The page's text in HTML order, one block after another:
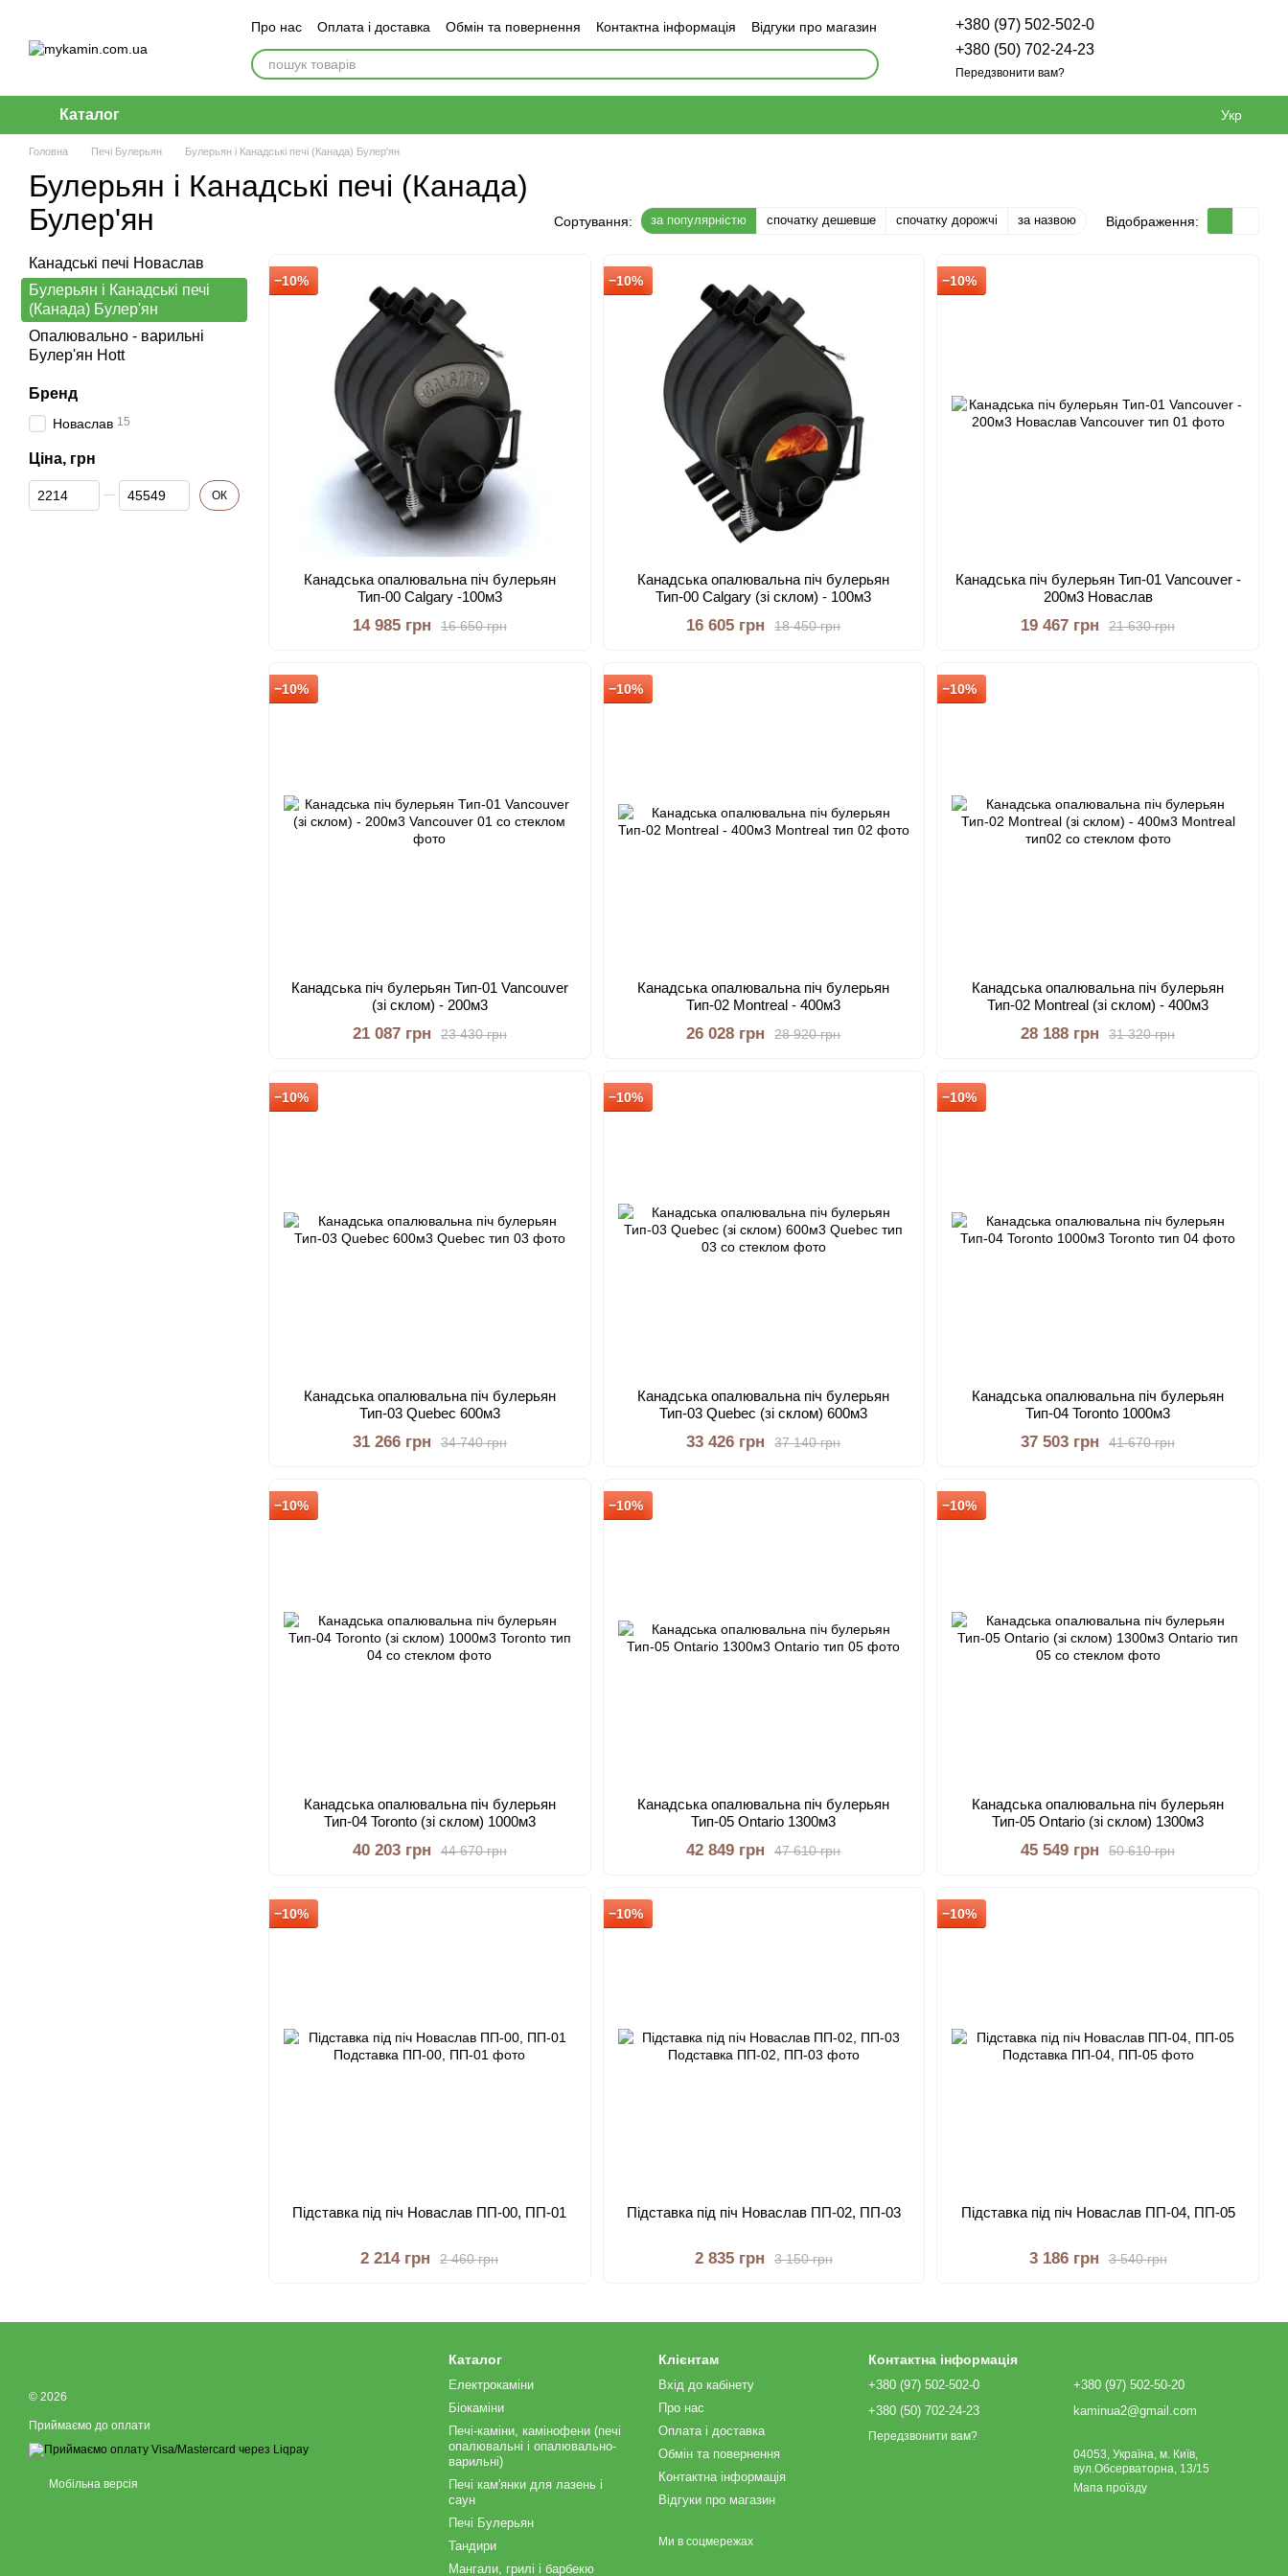
Про нас Оплата і доставка Обмін та повернення Контактна інформація Відгуки про магазин
+380 (97) 502-502-0
+380 (50) 702-24-23
Передзвонити вам?
Каталог Укр
Головна Печі Булерьян Булерьян і Канадські печі (Канада) Булер'ян
Булерьян і Канадські печі (Канада)
Булер'ян
Сортування: за популярністю спочатку дешевше спочатку дорожчі за назвою Відображення:
−10%
Канадська опалювальна піч булерьян
Тип-00 Calgary -100м3
16 650 грн
14 985 грн
−10%
Канадська опалювальна піч булерьян
Тип-00 Calgary (зі склом) - 100м3
18 450 грн
16 605 грн
−10%
Канадська піч булерьян Тип-01 Vancouver -
200м3 Новаслав
21 630 грн
19 467 грн
−10%
Канадська піч булерьян Тип-01 Vancouver
(зі склом) - 200м3
23 430 грн
21 087 грн
−10%
Канадська опалювальна піч булерьян
Тип-02 Montreal - 400м3
28 920 грн
26 028 грн
−10%
Канадська опалювальна піч булерьян
Тип-02 Montreal (зі склом) - 400м3
31 320 грн
28 188 грн
−10%
Канадська опалювальна піч булерьян
Тип-03 Quebec 600м3
34 740 грн
31 266 грн
−10%
Канадська опалювальна піч булерьян
Тип-03 Quebec (зі склом) 600м3
37 140 грн
33 426 грн
−10%
Канадська опалювальна піч булерьян
Тип-04 Toronto 1000м3
41 670 грн
37 503 грн
−10%
Канадська опалювальна піч булерьян
Тип-04 Toronto (зі склом) 1000м3
44 670 грн
40 203 грн
−10%
Канадська опалювальна піч булерьян
Тип-05 Ontario 1300м3
47 610 грн
42 849 грн
−10%
Канадська опалювальна піч булерьян
Тип-05 Ontario (зі склом) 1300м3
50 610 грн
45 549 грн
−10%
Підставка під піч Новаслав ПП-00, ПП-01
2 460 грн
2 214 грн
−10%
Підставка під піч Новаслав ПП-02, ПП-03
3 150 грн
2 835 грн
−10%
Підставка під піч Новаслав ПП-04, ПП-05
3 540 грн
3 186 грн
Канадські печі Новаслав
Булерьян і Канадські печі
(Канада) Булер'ян
Опалювально - варильні
Булер'ян Hott
Бренд
Новаслав 15
Ціна, грн
Від Ціна, грн
До Ціна, грн ОК
© 2026
Приймаємо до оплати
Мобільна версія
Каталог
Електрокаміни
Біокаміни
Печі-каміни, камінофени (печі
опалювальні і опалювально-
варильні)
Печі кам'янки для лазень і
саун
Печі Булерьян
Тандири
Мангали, грилі і барбекю
Клієнтам
Вхід до кабінету
Про нас
Оплата і доставка
Обмін та повернення
Контактна інформація
Відгуки про магазин
Ми в соцмережах
Контактна інформація
+380 (97) 502-502-0
+380 (50) 702-24-23
Передзвонити вам?
+380 (97) 502-50-20
kaminua2@gmail.com
04053, Україна, м. Київ,
вул.Обсерваторна, 13/15
Мапа проїзду